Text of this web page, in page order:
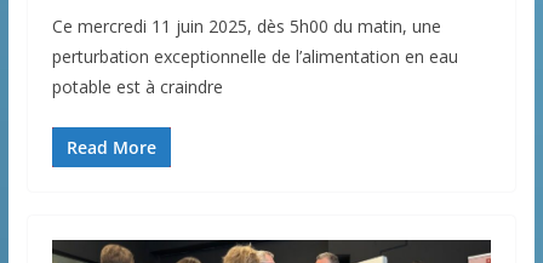
Ce mercredi 11 juin 2025, dès 5h00 du matin, une
perturbation exceptionnelle de l’alimentation en eau
potable est à craindre
Read More